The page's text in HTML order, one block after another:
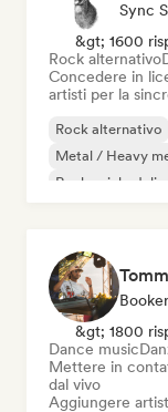
Sync
&gt; 1600
Rock alternativo
Concedere in
artisti per la
Rock alternativo
Metal / Heavy
Rock psichedelico
&gt; 1800
Dance music
Mettere in
dal vivo
Aggiungere